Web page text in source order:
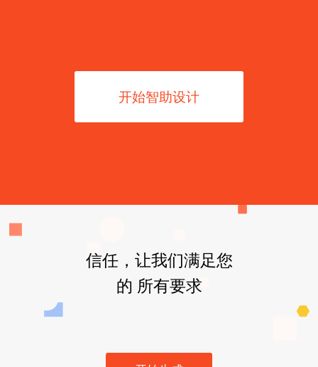
开始智助设计
信任，让我们满足您
的 所有要求